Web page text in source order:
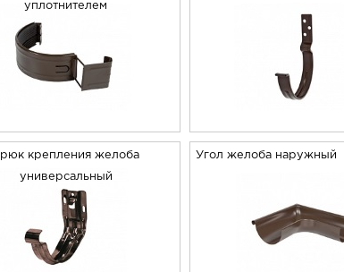
уплотнителем
крепления желоба
универсальный
Угол желоба наружный